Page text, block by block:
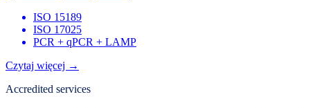
ISO 15189
ISO 17025
PCR + qPCR + LAMP
Czytaj więcej →
Accredited services